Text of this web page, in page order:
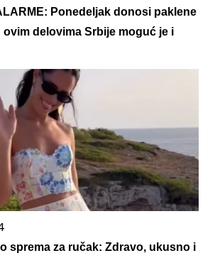
Ponedeljak donosi paklene
ovim delovima Srbije moguć je i
sprema za ručak: Zdravo, ukusno i